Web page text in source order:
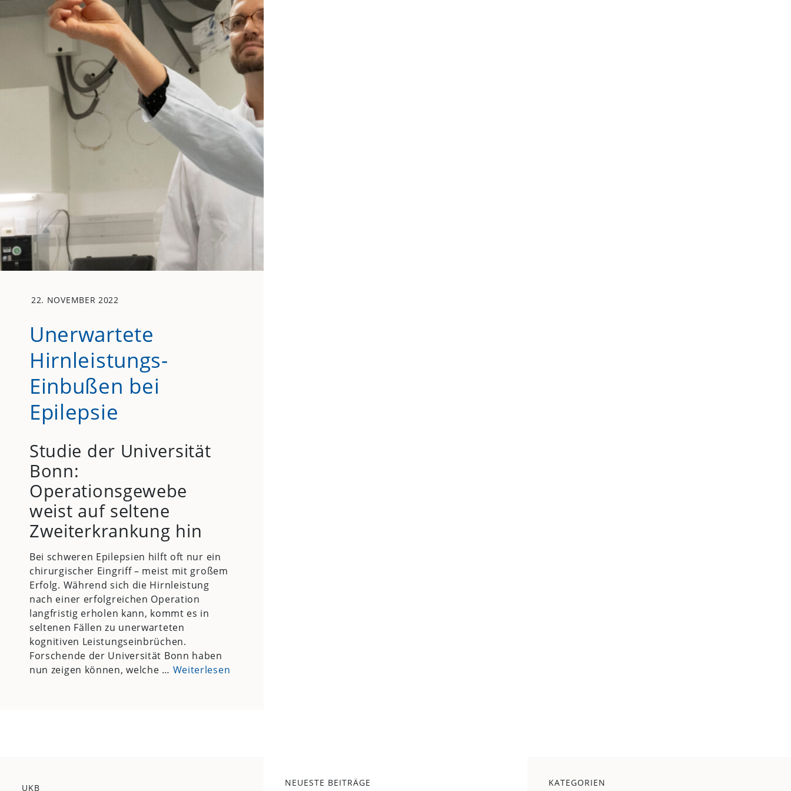
22. NOVEMBER 2022
Unerwartete
Hirnleistungs-
Einbußen bei
Epilepsie
Studie der Universität
Bonn:
Operationsgewebe
weist auf seltene
Zweiterkrankung hin
Bei schweren Epilepsien hilft oft nur ein
chirurgischer Eingriff – meist mit großem
Erfolg. Während sich die Hirnleistung
nach einer erfolgreichen Operation
langfristig erholen kann, kommt es in
seltenen Fällen zu unerwarteten
kognitiven Leistungseinbrüchen.
Forschende der Universität Bonn haben
nun zeigen können, welche … Weiterlesen
UKB NEUESTE BEITRÄGE KATEGORIEN